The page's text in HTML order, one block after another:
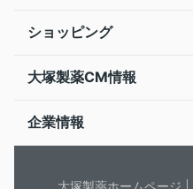
ショッピング
大塚製薬CM情報
企業情報